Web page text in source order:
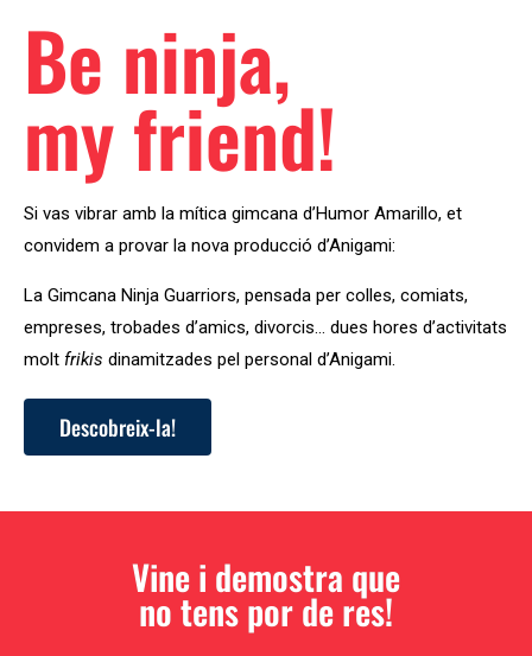
Be ninja,
my friend!
Si vas vibrar amb la mítica gimcana d’Humor Amarillo, et
convidem a provar la nova producció d’Anigami:
La Gimcana Ninja Guarriors, pensada per colles, comiats,
empreses, trobades d’amics, divorcis… dues hores d’activitats
molt frikis dinamitzades pel personal d’Anigami.
Descobreix-la!
Vine i demostra que
no tens por de res!